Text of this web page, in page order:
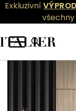
Exkluzivní